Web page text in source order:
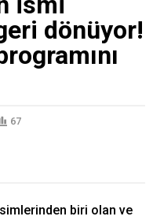
dönüyor!
67
biri olan ve